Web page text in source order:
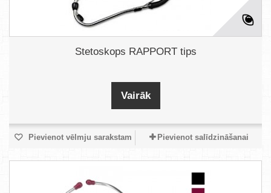
Stetoskops RAPPORT tips
Vairāk
Pievienot vēlmju sarakstam Pievienot salīdzināšanai